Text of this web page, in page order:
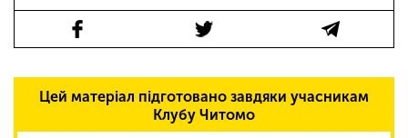
Цей матеріал підготовано завдяки учасникам
Клубу Читомо